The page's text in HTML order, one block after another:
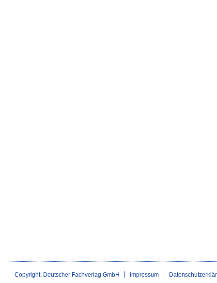
Copyright: Deutscher Fachverlag GmbH Impressum